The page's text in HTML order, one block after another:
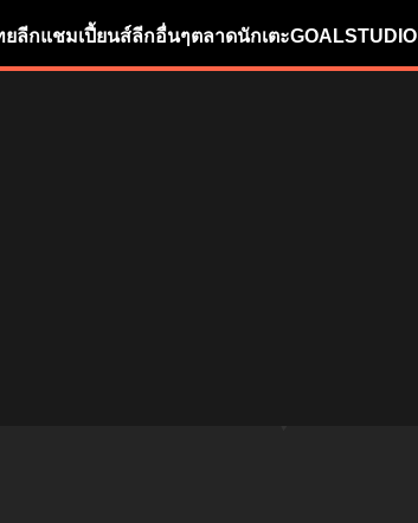
ยลีกแชมเปี้ยนส์ลีกอื่นๆตลาดนักเตะGOALSTUDIO